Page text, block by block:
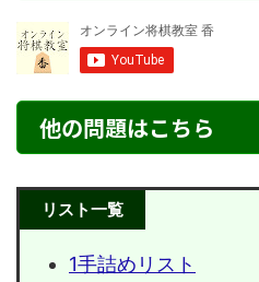
他の問題はこちら
リスト一覧
1手詰めリスト